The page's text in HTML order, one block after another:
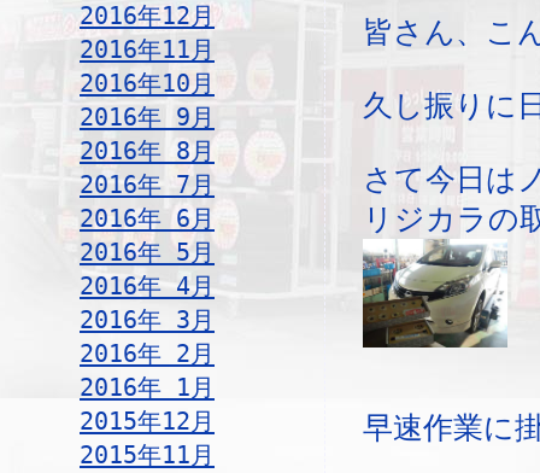
2016年12月
2016年11月
2016年10月
2016年 9月
2016年 8月
2016年 7月
2016年 6月
2016年 5月
2016年 4月
2016年 3月
2016年 2月
2016年 1月
2015年12月
2015年11月
皆さん、こ
久し振りに
さて今日は
リジカラの
早速作業に